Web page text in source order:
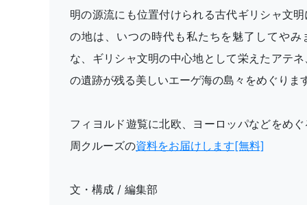
明の源流にも位置付けられる古代ギリシャ文
の地は、いつの時代も私たちを魅了してやみ
な、ギリシャ文明の中心地として栄えたアテ
の遺跡が残る美しいエーゲ海の島々をめぐりま
フィヨルド遊覧に北欧、ヨーロッパなどをめ
周クルーズの資料をお届けします[無料]
文・構成 / 編集部